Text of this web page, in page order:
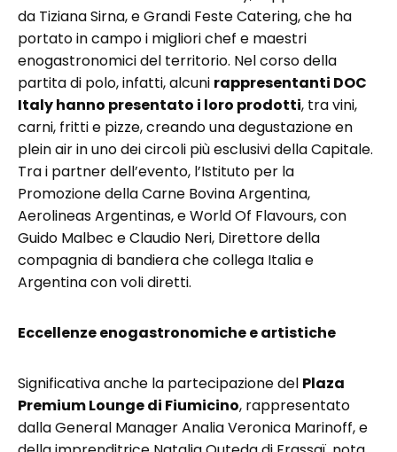
da Tiziana Sirna, e Grandi Feste Catering, che ha
portato in campo i migliori chef e maestri
enogastronomici del territorio. Nel corso della
partita di polo, infatti, alcuni rappresentanti DOC
Italy hanno presentato i loro prodotti, tra vini,
carni, fritti e pizze, creando una degustazione en
plein air in uno dei circoli più esclusivi della Capitale.
Tra i partner dell’evento, l’Istituto per la
Promozione della Carne Bovina Argentina,
Aerolineas Argentinas, e World Of Flavours, con
Guido Malbec e Claudio Neri, Direttore della
compagnia di bandiera che collega Italia e
Argentina con voli diretti.
Eccellenze enogastronomiche e artistiche
Significativa anche la partecipazione del Plaza
Premium Lounge di Fiumicino, rappresentato
dalla General Manager Analia Veronica Marinoff, e